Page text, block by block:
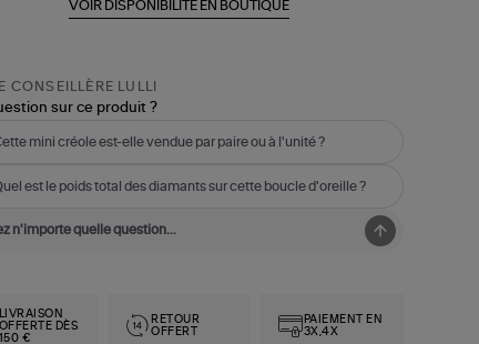
VOIR DISPONIBILITÉ EN BOUTIQUE
CONSEILLÈRE LULLI
sur ce produit ?
mini créole est-elle vendue par paire ou à l'unité ?
est le poids total des diamants sur cette boucle d'oreille ?
LIVRAISON
OFFERTE DÈS
150 €
RETOUR
OFFERT
PAIEMENT EN
3X,4X